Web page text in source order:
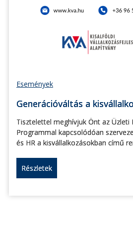
Események
Generációváltás a
Tisztelettel meghívjuk Önt az Üzleti
Programmal kapcsolódóan
és HR a kisvállalkozásokban című
Részletek